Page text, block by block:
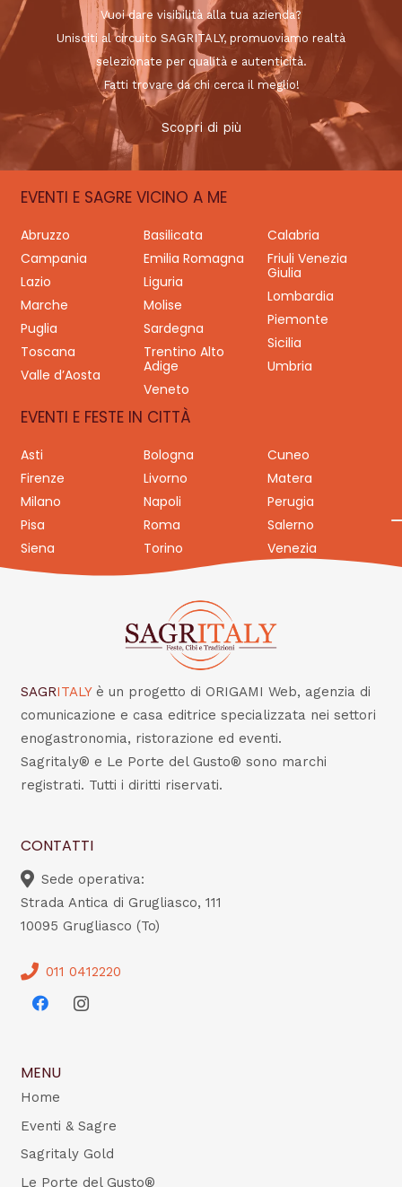
Vuoi dare visibilità alla tua azienda?
Unisciti al circuito SAGRITALY, promuoviamo realtà
selezionate per qualità e autenticità.
Fatti trovare da chi cerca il meglio!
Scopri di più
EVENTI E SAGRE VICINO A ME
Abruzzo Basilicata
Calabria
Campania
Emilia Romagna
Friuli Venezia
Giulia
Lazio
Liguria
Lombardia
Marche
Molise
Piemonte
Puglia
Sardegna
Sicilia
Toscana
Trentino Alto
Adige
Umbria
Valle d’Aosta
Veneto
EVENTI E FESTE IN CITTÀ
Asti Bologna
Cuneo
Firenze
Livorno
Matera
Milano
Napoli
Perugia
Pisa
Roma
Salerno
Siena
Torino Venezia
SAGRITALY è un progetto di ORIGAMI Web, agenzia di
comunicazione e casa editrice specializzata nei settori
enogastronomia, ristorazione ed eventi.
Sagritaly® e Le Porte del Gusto® sono marchi
registrati. Tutti i diritti riservati.
CONTATTI
Sede operativa:
Strada Antica di Grugliasco, 111
10095 Grugliasco (To)
011 0412220
MENU
Home
Eventi & Sagre
Sagritaly Gold
Le Porte del Gusto®